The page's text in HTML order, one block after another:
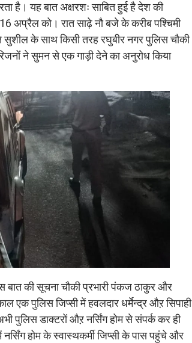
है। यह बात अक्षरशः साबित हुई है देश की
अप्रैल को। रात साढ़े नौ बजे के करीब पश्चिमी
सुशील के साथ किसी तरह रघुबीर नगर पुलिस चौकी
ने सुमन से एक गाड़ी देने का अनुरोध किया
बात की सूचना चौकी प्रभारी पंकज ठाकुर और
एक पुलिस जिप्सी में हवलदार धर्मेन्द्र औऱ सिपाही
पुलिस डाक्टरों औऱ नर्सिंग होम से संपर्क कर ही
होम के स्वास्थकर्मी जिप्सी के पास पहुंचे और